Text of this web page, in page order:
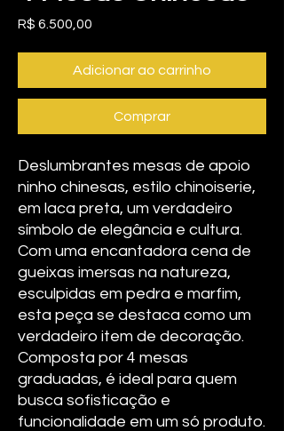
R$ 6.500,00
Adicionar ao carrinho
Comprar
Deslumbrantes mesas de apoio
ninho chinesas, estilo chinoiserie,
em laca preta, um verdadeiro
símbolo de elegância e cultura.
Com uma encantadora cena de
gueixas imersas na natureza,
esculpidas em pedra e marfim,
esta peça se destaca como um
verdadeiro item de decoração.
Composta por 4 mesas
graduadas, é ideal para quem
busca sofisticação e
funcionalidade em um só produto.